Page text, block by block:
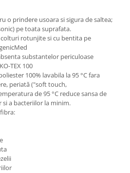
o prindere usoara si sigura de saltea;
pe toata suprafata.
colturi rotunjite si cu bentita pe
substantelor periculoase
TEX 100
100% lavabila la 95 °C fara
periată ("soft touch,
de 95 °C reduce sansa de
a bacteriilor la minim.